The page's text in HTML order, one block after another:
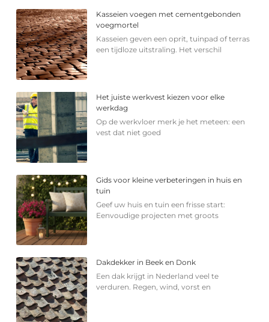
Kasseien voegen met cementgebonden
voegmortel
Kasseien geven een oprit, tuinpad of terras
een tijdloze uitstraling. Het verschil
Het juiste werkvest kiezen voor elke
werkdag
Op de werkvloer merk je het meteen: een
vest dat niet goed
Gids voor kleine verbeteringen in huis en
tuin
Geef uw huis en tuin een frisse start:
Eenvoudige projecten met groots
Dakdekker in Beek en Donk
Een dak krijgt in Nederland veel te
verduren. Regen, wind, vorst en